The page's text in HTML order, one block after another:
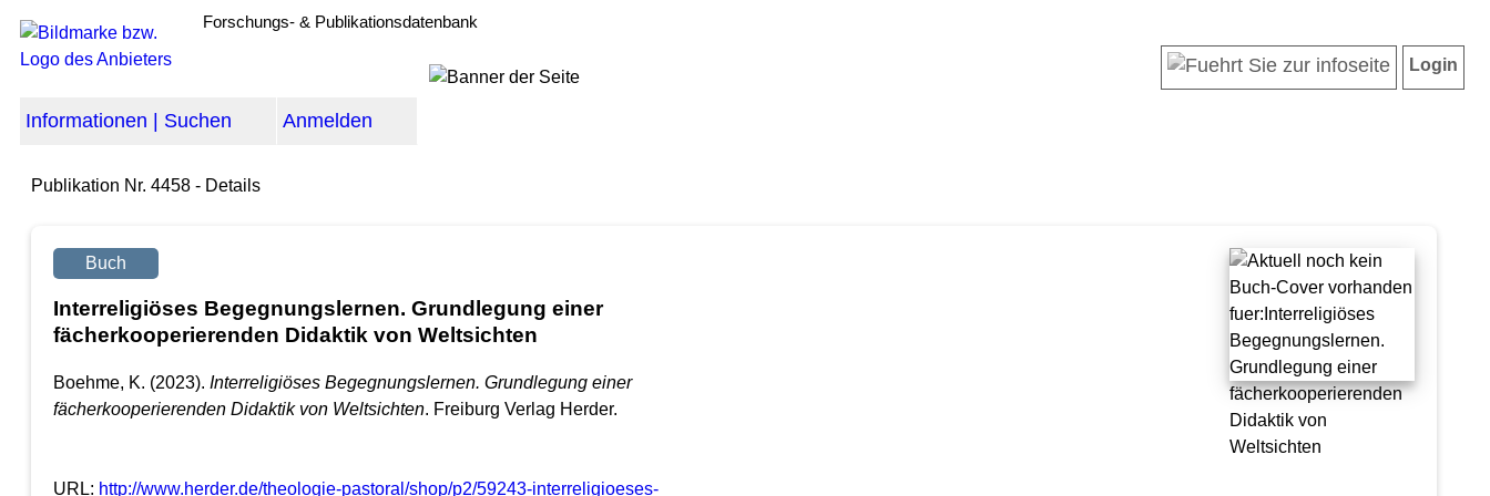
Forschungs- & Publikationsdatenbank
Informationen | Suchen Anmelden
Login
Publikation Nr. 4458 - Details
Buch
Interreligiöses Begegnungslernen. Grundlegung einer
fächerkooperierenden Didaktik von Weltsichten
Boehme, K. (2023). Interreligiöses Begegnungslernen. Grundlegung einer
fächerkooperierenden Didaktik von Weltsichten. Freiburg Verlag Herder.
URL: http://www.herder.de/theologie-pastoral/shop/p2/59243-interreligioeses-